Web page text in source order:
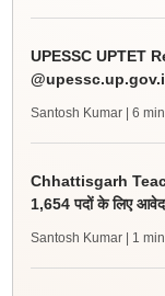
UPESSC UPTET
@upessc.up.gov.in
Santosh Kumar | 6
Chhattisgarh
1,654 पदों के लिए
Santosh Kumar | 1